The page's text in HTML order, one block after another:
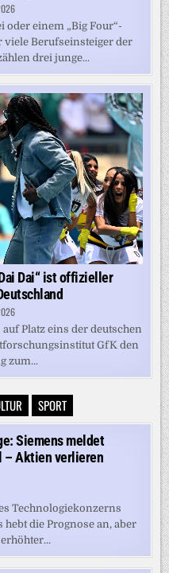
einem „Big Four“-
Berufseinsteiger der
drei junge...
Dai“ ist offizieller
Platz eins der deutschen
GfK den
zum...
SPORT
Siemens meldet
– Aktien verlieren
Technologiekonzerns
die Prognose an, aber